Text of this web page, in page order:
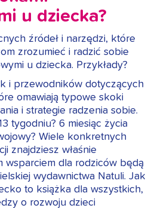
u dziecka?
źródeł i narzędzi, które
zrozumieć i radzić sobie
u dziecka. Przykłady?
i przewodników dotyczących
omawiają typowe skoki
i strategie radzenia sobie.
tygodniu? 6 miesiąc życia
Wiele konkretnych
znajdziesz właśnie
wsparciem dla rodziców będą
wydawnictwa Natuli. Jak
to książka dla wszystkich,
o rozwoju dzieci